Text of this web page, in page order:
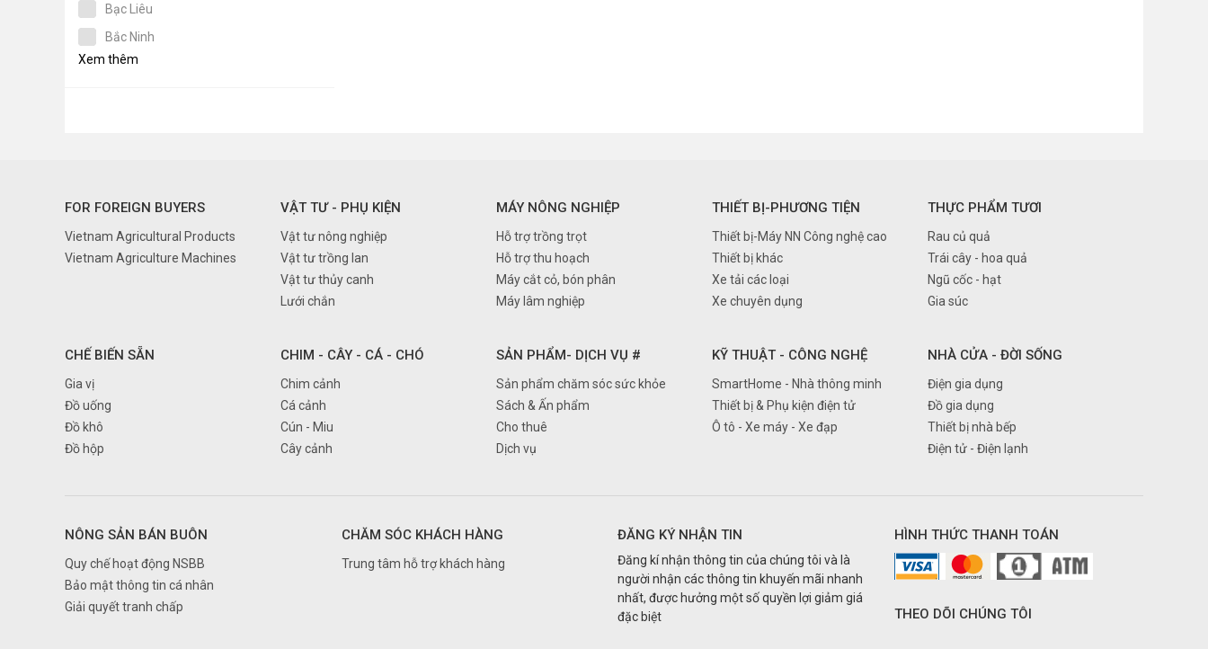
Bạc Liêu
Bắc Ninh
Bến Tre
Cà Mau
Cần Thơ
Cao Bằng
Đắk Nông
Đồng Nai
Hà Nam
Hà Tĩnh
Hải Dương
Xem thêm
FOR FOREIGN BUYERS
Vietnam Agricultural Products
Vietnam Agriculture Machines
VẬT TƯ - PHỤ KIỆN
Vật tư nông nghiệp
Vật tư trồng lan
Vật tư thủy canh
Lưới chắn
MÁY NÔNG NGHIỆP
Hỗ trợ trồng trọt
Hỗ trợ thu hoạch
Máy cắt cỏ, bón phân
Máy lâm nghiệp
THIẾT BỊ-PHƯƠNG TIỆN
Thiết bị-Máy NN Công nghệ cao
Thiết bị khác
Xe tải các loại
Xe chuyên dụng
THỰC PHẨM TƯƠI
Rau củ quả
Trái cây - hoa quả
Ngũ cốc - hạt
Gia súc
CHẾ BIẾN SẴN
Gia vị
Đồ uống
Đồ khô
Đồ hộp
CHIM - CÂY - CÁ - CHÓ
Chim cảnh
Cá cảnh
Cún - Miu
Cây cảnh
SẢN PHẨM- DỊCH VỤ #
Sản phẩm chăm sóc sức khỏe
Sách & Ấn phẩm
Cho thuê
Dịch vụ
KỸ THUẬT - CÔNG NGHỆ
SmartHome - Nhà thông minh
Thiết bị & Phụ kiện điện tử
Ô tô - Xe máy - Xe đạp
NHÀ CỬA - ĐỜI SỐNG
Điện gia dụng
Đồ gia dụng
Thiết bị nhà bếp
Điện tử - Điện lạnh
NÔNG SẢN BÁN BUÔN
Quy chế hoạt động NSBB
Bảo mật thông tin cá nhân
Giải quyết tranh chấp
CHĂM SÓC KHÁCH HÀNG
Trung tâm hỗ trợ khách hàng
ĐĂNG KÝ NHẬN TIN
Đăng kí nhận thông tin của chúng tôi và là
người nhận các thông tin khuyến mãi nhanh
nhất, được hưởng một số quyền lợi giảm giá
đặc biệt
HÌNH THỨC THANH TOÁN
THEO DÕI CHÚNG TÔI